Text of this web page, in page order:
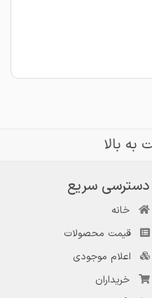
به بالا
دسترسی سریع
خانه
قیمت محصولات
اعلام موجودی
خریداران